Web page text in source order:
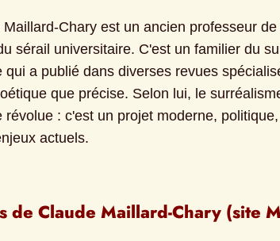
Maillard-Chary est un ancien professeur
sérail universitaire. C'est un familier du
qui a publié dans diverses revues
que précise. Selon lui, le
révolue : c'est un projet moderne,
actuels.
de Claude Maillard-Chary (site